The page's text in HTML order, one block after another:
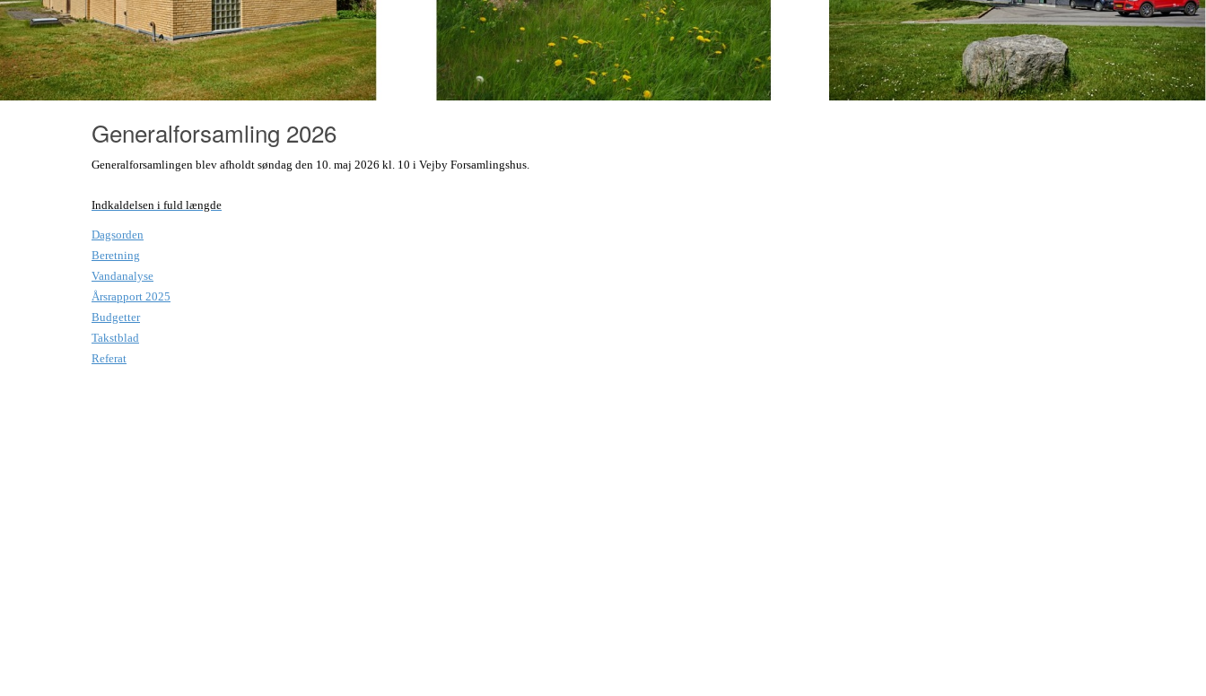
Generalforsamling 2026
Generalforsamlingen blev afholdt søndag den 10. maj 2026 kl. 10 i Vejby Forsamlingshus.
Indkaldelsen i fuld længde
Dagsorden
Beretning
Vandanalyse
Årsrapport 2025
Budgetter
Takstblad
Referat